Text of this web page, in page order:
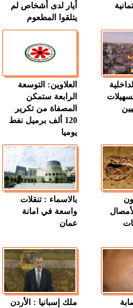
أيار لدى أشخاص لم
يتلقوا المطعوم
العلاوين: التوسعة
الرابعة ستمكن
المصفاة من تكرير
120 ألف برميل نفط
يوميا
بالاسماء : تنقلات
واسعة في امانة
عمان
14 إصابة
ملك إسبانيا : الأردن